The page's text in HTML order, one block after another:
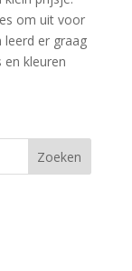
om uit voor
leerd er graag
kleuren